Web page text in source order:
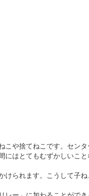
や捨てねこです。セン
はとてもむずかしいこ
られます。こうして子